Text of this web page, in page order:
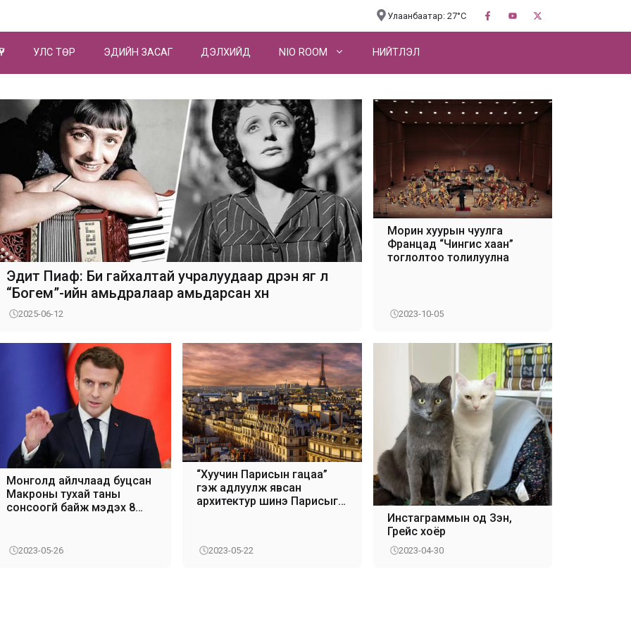
Улаанбаатар: 27°C
УЛС ТӨР ЭДИЙН ЗАСАГ ДЭЛХИЙД NIO ROOM НИЙТЛЭЛ
Эдит Пиаф: Би гайхалтай учралуудаар дүүрэн яг л
“Богем”-ийн амьдралаар амьдарсан хүн
2025-06-12
Морин хуурын чуулга
Францад “Чингис хаан”
тоглолтоо толилуулна
2023-10-05
Монголд айлчлаад буцсан
Макроны тухай таны
сонсоогүй байж мэдэх 8
2023-05-26
“Хуучин Парисын гацаа”
гэж адлуулж явсан
архитектур шинэ Парисыг
2023-05-22
Инстаграммын од Зэн,
Грейс хоёр
2023-04-30